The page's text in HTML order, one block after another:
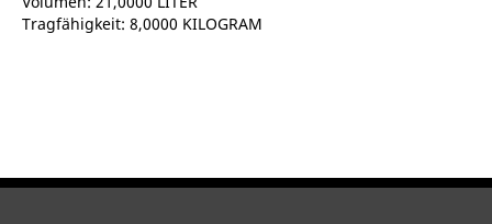
Tragfähigkeit: 8,0000 KILOGRAM